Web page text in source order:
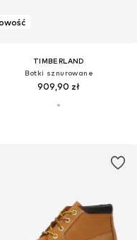
TIMBERLAND
Botki sznurowane
909,90 zł